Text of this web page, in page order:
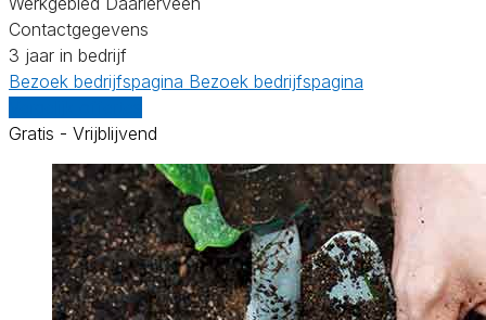
Contactgegevens
3 jaar in bedrijf
Bezoek bedrijfspagina Bezoek bedrijfspagina
Gratis - Vrijblijvend